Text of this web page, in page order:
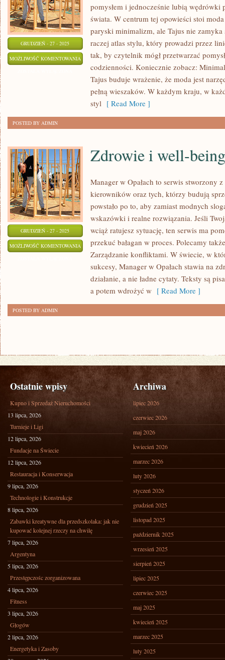
GRUDZIEŃ - 27 - 2025
MOŻLIWOŚĆ KOMENTOWANIA OBUWIE
MODZIE
pomysłem i jednocześnie lubią wędrówki
świata. W centrum tej opowieści stoi
paryski minimalizm, ale Tajus nie
raczej atlas stylu, który prowadzi przez
tak, by czytelnik mógł przetwarzać
codzienności. Koniecznie zobacz:
Tajus buduje wrażenie, że moda jest
pełną wieszaków. W każdym kraju, w
styl [ Read More ]
POSTED BY ADMIN
GRUDZIEŃ - 27 - 2025
MOŻLIWOŚĆ KOMENTOWANIA ZDROWIE
WELL-
BEING
Zdrowie i well-
Manager w Opałach to serwis stworzony
kierowników oraz tych, którzy budują
powstało po to, aby zamiast modnych
wskazówki i realne rozwiązania. Jeśli
wciąż ratujesz sytuację, ten serwis ma
przekuć bałagan w proces. Polecamy
Zarządzanie konfliktami. W świecie, w
sukcesy, Manager w Opałach stawia na
działanie, a nie ładne cytaty. Teksty są
a potem wdrożyć w [ Read More ]
POSTED BY ADMIN
Ostatnie wpisy
Kupno i Sprzedaż Nieruchomości
13 lipca, 2026
Turnieje i Ligi
12 lipca, 2026
Fundacje na Świecie
12 lipca, 2026
Restauracja i Konserwacja
9 lipca, 2026
Technologie i Konstrukcje
8 lipca, 2026
Zabawki kreatywne dla przedszkolaka: jak nie
kupować kolejnej rzeczy na chwilę
7 lipca, 2026
Argentyna
5 lipca, 2026
Przestępczośc zorganizowana
4 lipca, 2026
Fitness
3 lipca, 2026
Głogów
2 lipca, 2026
Energetyka i Zasoby
Archiwa
lipiec 2026
czerwiec 2026
maj 2026
kwiecień 2026
marzec 2026
luty 2026
styczeń 2026
grudzień 2025
listopad 2025
październik 2025
wrzesień 2025
sierpień 2025
lipiec 2025
czerwiec 2025
maj 2025
kwiecień 2025
marzec 2025
luty 2025